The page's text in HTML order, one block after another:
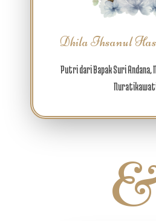
Dhila Ihsanul
Putri dari Bapak Suri Andana,